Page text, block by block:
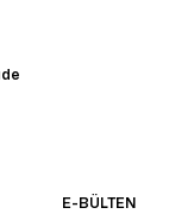
E-BÜLTEN